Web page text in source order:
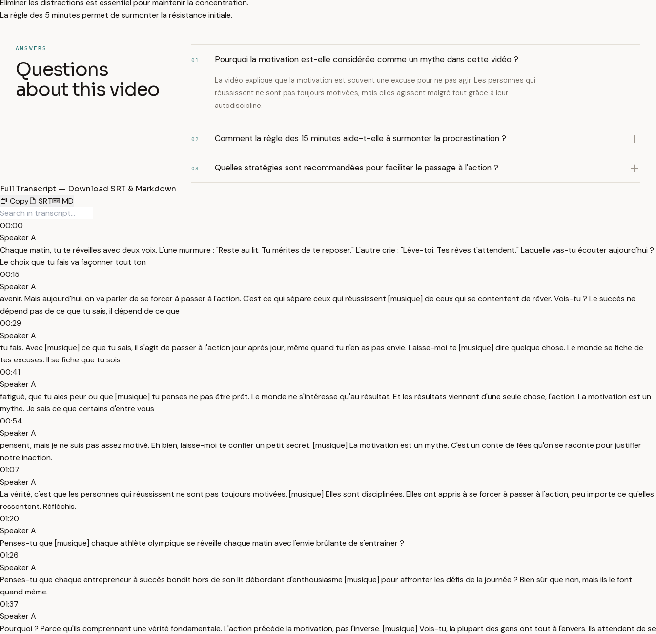
Éliminer les distractions est essentiel pour maintenir la concentration.
La règle des 5 minutes permet de surmonter la résistance initiale.
ANSWERS
Questions
about this video
01 Pourquoi la motivation est-elle considérée comme un mythe dans cette vidéo ?
La vidéo explique que la motivation est souvent une excuse pour ne pas agir. Les personnes qui
réussissent ne sont pas toujours motivées, mais elles agissent malgré tout grâce à leur
autodiscipline.
02 Comment la règle des 15 minutes aide-t-elle à surmonter la procrastination ?
03 Quelles stratégies sont recommandées pour faciliter le passage à l'action ?
Full Transcript — Download SRT & Markdown
Copy
SRT MD
00:00
Speaker A
Chaque matin, tu te réveilles avec deux voix. L'une murmure : "Reste au lit. Tu mérites de te reposer." L'autre crie : "Lève-toi. Tes rêves t'attendent." Laquelle vas-tu écouter aujourd'hui ?
Le choix que tu fais va façonner tout ton
00:15
Speaker A
avenir. Mais aujourd'hui, on va parler de se forcer à passer à l'action. C'est ce qui sépare ceux qui réussissent [musique] de ceux qui se contentent de rêver. Vois-tu ? Le succès ne
dépend pas de ce que tu sais, il dépend de ce que
00:29
Speaker A
tu fais. Avec [musique] ce que tu sais, il s'agit de passer à l'action jour après jour, même quand tu n'en as pas envie. Laisse-moi te [musique] dire quelque chose. Le monde se fiche de
tes excuses. Il se fiche que tu sois
00:41
Speaker A
fatigué, que tu aies peur ou que [musique] tu penses ne pas être prêt. Le monde ne s'intéresse qu'au résultat. Et les résultats viennent d'une seule chose, l'action. La motivation est un
mythe. Je sais ce que certains d'entre vous
00:54
Speaker A
pensent, mais je ne suis pas assez motivé. Eh bien, laisse-moi te confier un petit secret. [musique] La motivation est un mythe. C'est un conte de fées qu'on se raconte pour justifier
notre inaction.
01:07
Speaker A
La vérité, c'est que les personnes qui réussissent ne sont pas toujours motivées. [musique] Elles sont disciplinées. Elles ont appris à se forcer à passer à l'action, peu importe ce qu'elles
ressentent. Réfléchis.
01:20
Speaker A
Penses-tu que [musique] chaque athlète olympique se réveille chaque matin avec l'envie brûlante de s'entraîner ?
01:26
Speaker A
Penses-tu que chaque entrepreneur à succès bondit hors de son lit débordant d'enthousiasme [musique] pour affronter les défis de la journée ? Bien sûr que non, mais ils le font
quand même.
01:37
Speaker A
Pourquoi ? Parce qu'ils comprennent une vérité fondamentale. L'action précède la motivation, pas l'inverse. [musique] Vois-tu, la plupart des gens ont tout à l'envers. Ils attendent de se